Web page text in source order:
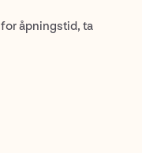
åpningstid, ta